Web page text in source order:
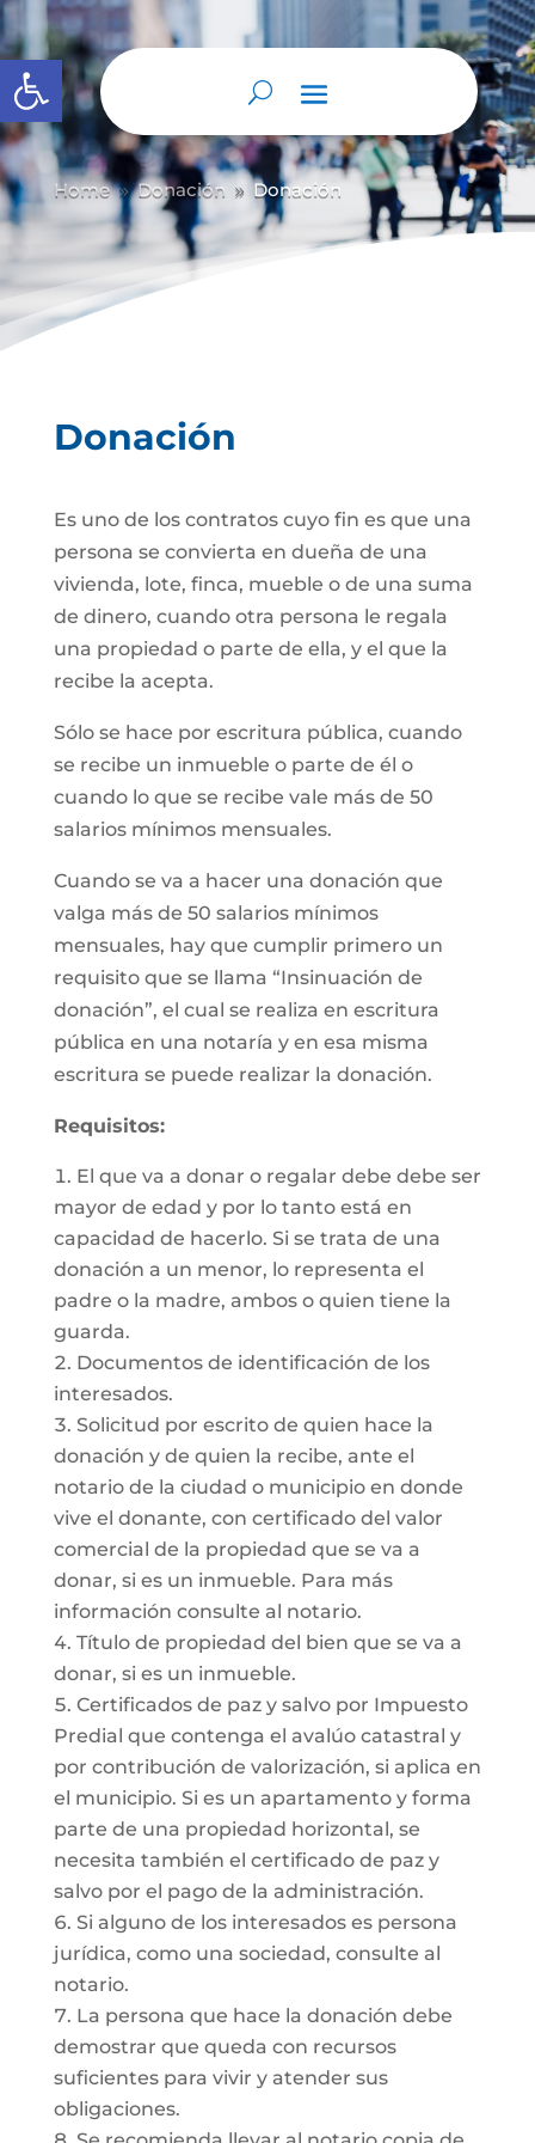
Abrir barra de herramientas
Home 9 Donación 9 Donación
Donación
Es uno de los contratos cuyo fin es que una
persona se convierta en dueña de una
vivienda, lote, finca, mueble o de una suma
de dinero, cuando otra persona le regala
una propiedad o parte de ella, y el que la
recibe la acepta.
Sólo se hace por escritura pública, cuando
se recibe un inmueble o parte de él o
cuando lo que se recibe vale más de 50
salarios mínimos mensuales.
Cuando se va a hacer una donación que
valga más de 50 salarios mínimos
mensuales, hay que cumplir primero un
requisito que se llama “Insinuación de
donación”, el cual se realiza en escritura
pública en una notaría y en esa misma
escritura se puede realizar la donación.
Requisitos:
El que va a donar o regalar debe debe ser
mayor de edad y por lo tanto está en
capacidad de hacerlo. Si se trata de una
donación a un menor, lo representa el
padre o la madre, ambos o quien tiene la
guarda.
Documentos de identificación de los
interesados.
Solicitud por escrito de quien hace la
donación y de quien la recibe, ante el
notario de la ciudad o municipio en donde
vive el donante, con certificado del valor
comercial de la propiedad que se va a
donar, si es un inmueble. Para más
información consulte al notario.
Título de propiedad del bien que se va a
donar, si es un inmueble.
Certificados de paz y salvo por Impuesto
Predial que contenga el avalúo catastral y
por contribución de valorización, si aplica en
el municipio. Si es un apartamento y forma
parte de una propiedad horizontal, se
necesita también el certificado de paz y
salvo por el pago de la administración.
Si alguno de los interesados es persona
jurídica, como una sociedad, consulte al
notario.
La persona que hace la donación debe
demostrar que queda con recursos
suficientes para vivir y atender sus
obligaciones.